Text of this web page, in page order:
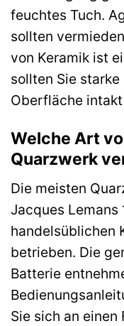
feuchtes Tuch.
sollten
von Keramik ist
sollten Sie
Oberfläche
Welche Art
Quarzwerk
Die meisten
Jacques Lemans
handelsüblichen
betrieben. Die
Batterie
Sie sich an einen